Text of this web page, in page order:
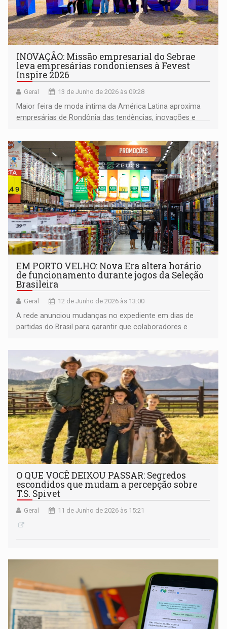
INOVAÇÃO: Missão empresarial do Sebrae
leva empresárias rondonienses à Fevest
Inspire 2026
Geral 13 de Junho de 2026 às 09:28
Maior feira de moda íntima da América Latina aproxima
empresárias de Rondônia das tendências, inovações e
íntima, praia e fitness
EM PORTO VELHO: Nova Era altera horário
de funcionamento durante jogos da Seleção
Brasileira
Geral 12 de Junho de 2026 às 13:00
A rede anunciou mudanças no expediente em dias de
partidas do Brasil para garantir que colaboradores e
O QUE VOCÊ DEIXOU PASSAR: Segredos
escondidos que mudam a percepção sobre
T.S. Spivet
Geral 11 de Junho de 2026 às 15:21